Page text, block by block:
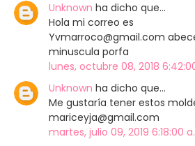
Unknown ha dicho que…
Hola mi correo es
Yvmarroco@gmail.com
minuscula porfa
lunes, octubre 08, 2018
Unknown ha dicho que…
Me gustaría tener estos
mariceyja@gmail.com
martes, julio 09, 2019 6:18:00